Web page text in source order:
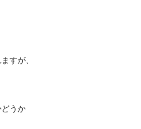
すが、
うか